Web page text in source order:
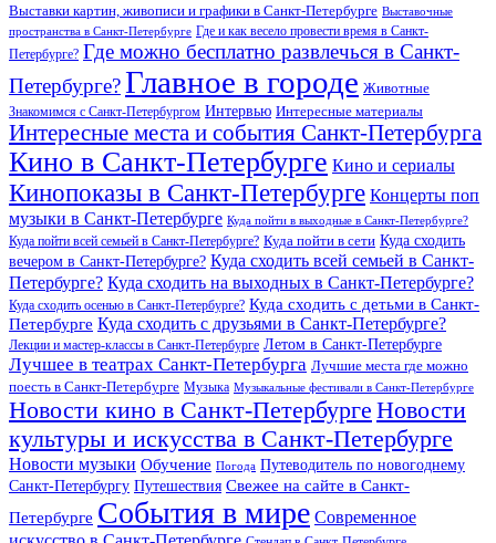
Выставки картин, живописи и графики в Санкт-Петербурге Выставочные
пространства в Санкт-Петербурге Где и как весело провести время в Санкт-
Петербурге? Где можно бесплатно развлечься в Санкт-
Петербурге?Главное в городе Животные
Знакомимся с Санкт-Петербургом Интервью Интересные материалы
Интересные места и события Санкт-Петербурга
Кино в Санкт-Петербурге Кино и сериалы
Кинопоказы в Санкт-Петербурге Концерты поп
музыки в Санкт-Петербурге Куда пойти в выходные в Санкт-Петербурге?
Куда пойти всей семьей в Санкт-Петербурге? Куда пойти в сети Куда сходить
вечером в Санкт-Петербурге? Куда сходить всей семьей в Санкт-
Петербурге? Куда сходить на выходных в Санкт-Петербурге?
Куда сходить осенью в Санкт-Петербурге? Куда сходить с детьми в Санкт-
Петербурге Куда сходить с друзьями в Санкт-Петербурге?
Лекции и мастер-классы в Санкт-Петербурге Летом в Санкт-Петербурге
Лучшее в театрах Санкт-Петербурга Лучшие места где можно
поесть в Санкт-Петербурге Музыка Музыкальные фестивали в Санкт-Петербурге
Новости кино в Санкт-Петербурге Новости
культуры и искусства в Санкт-Петербурге
Новости музыки Обучение Погода Путеводитель по новогоднему
Санкт-Петербургу Путешествия Свежее на сайте в Санкт-
Петербурге События в мире Современное